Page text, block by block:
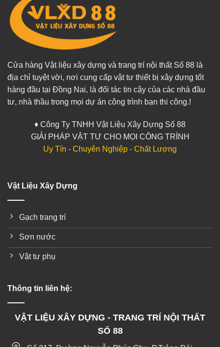
Cửa hàng Vật liệu xây dựng và trang trí nội thất Số 88 là
địa chỉ tuyệt vời, nơi cung cấp vật tư thiết bị xây dựng tốt
hàng đầu tại Đồng Nai, là đối tác tin cậy của các nhà đầu
tư, nhà thầu trong mọi dự án công trình bạn thi công.!
♦ Công Ty TNHH Vật Liệu Xây Dựng Số 88
GIẢI PHÁP VẬT TƯ CHO MỌI CÔNG TRÌNH
Uy Tín - Chuyên Nghiệp - Chất Lượng
Vật Liệu Xây Dựng
Gạch trang trí
Sơn nước
Vật tư phụ
Thông tin liên hệ:
VẬT LIỆU XÂY DỰNG - TRANG TRÍ NỘI THẤT
SỐ 88